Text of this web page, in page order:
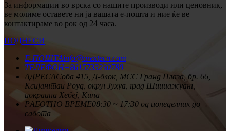
За информации во врска со нашите производи или ценовник,
ве молиме оставете ни ја вашата е-пошта и ние ќе ве
контактираме во рок од 24 часа.
ПОДНЕСИ
Е-ПОШТАinfo@arextecn.com
ТЕЛЕФОН+8615733230780
АДРЕСАСоба 415, Д-блок, MCC Гранд Плаза, бр. 66,
Ксијангтаи Роуд, округ Јухуа, град Шиџиажуанг,
покраина Хебеј, Кина
РАБОТНО ВРЕМЕ08:30 ~ 17:30 од понеделник до
сабота